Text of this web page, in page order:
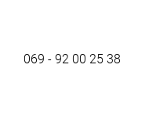
069 - 92 00 25 38